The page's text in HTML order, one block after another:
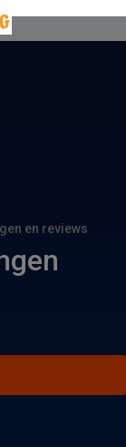
en reviews